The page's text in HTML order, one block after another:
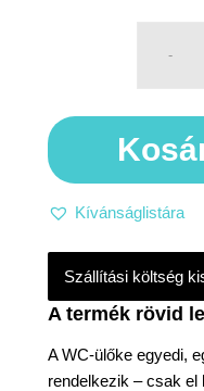
A WC-ülőke egyedi,
rendelkezik – csak el
Kívánságlistára
Szállítási költség